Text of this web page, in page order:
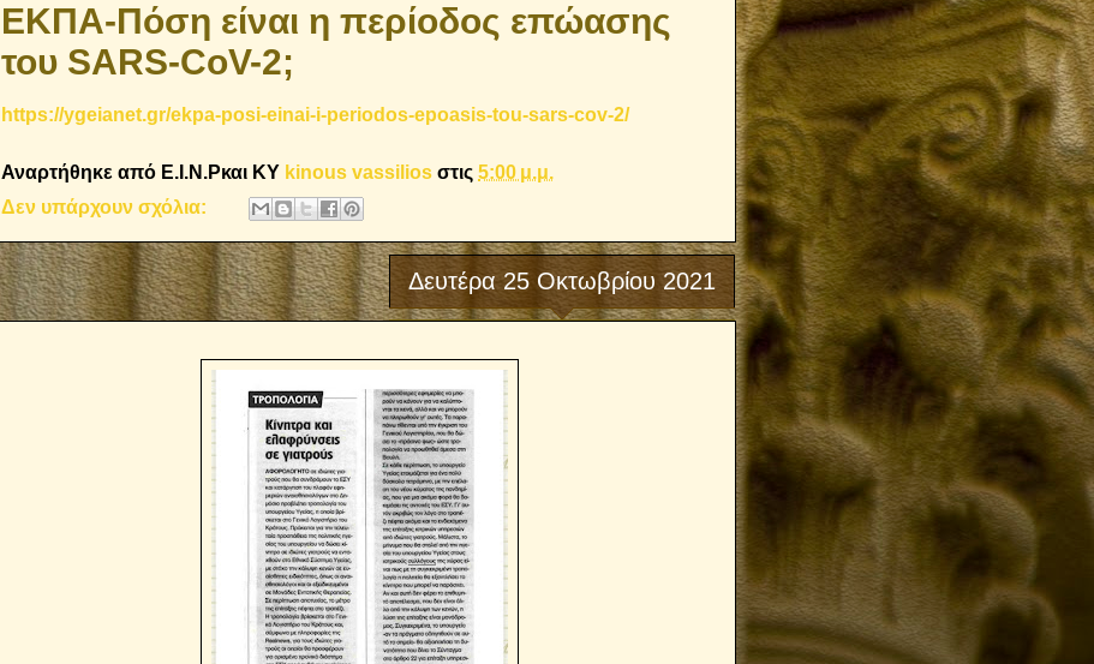
ΕΚΠΑ-Πόση είναι η περίοδος επώασης
του SARS-CoV-2;
https://ygeianet.gr/ekpa-posi-einai-i-periodos-epoasis-tou-sars-cov-2/
Αναρτήθηκε από E.I.N.Ρκαι ΚΥ kinous vassilios στις 5:00 μ.μ.
Δεν υπάρχουν σχόλια:
Δευτέρα 25 Οκτωβρίου 2021